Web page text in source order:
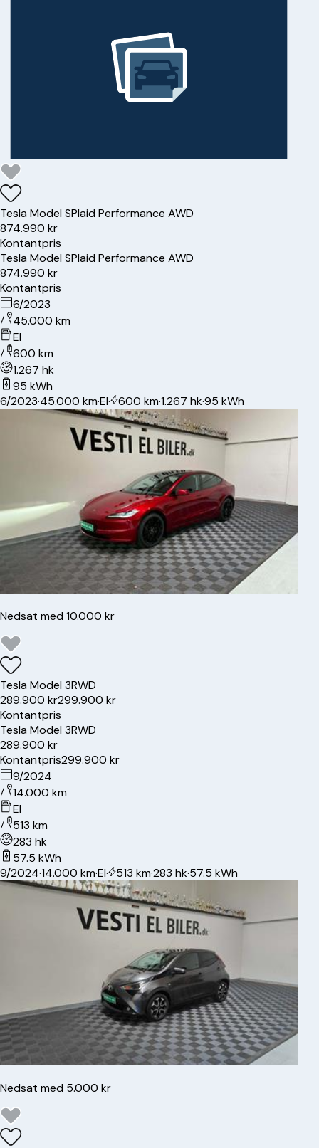
TeslaModel SPlaid Performance AWD
874.990 kr
Kontantpris
TeslaModel SPlaid Performance AWD
874.990 kr
Kontantpris
6/2023
45.000 km
El
600 km
1.267 hk
95 kWh
6/2023·45.000 km·El· 600 km·1.267 hk·95 kWh
Nedsat med 10.000 kr
TeslaModel 3RWD
289.900 kr299.900 kr
Kontantpris
TeslaModel 3RWD
289.900 kr
Kontantpris299.900 kr
9/2024
14.000 km
El
513 km
283 hk
57.5 kWh
9/2024·14.000 km·El· 513 km·283 hk·57.5 kWh
Nedsat med 5.000 kr